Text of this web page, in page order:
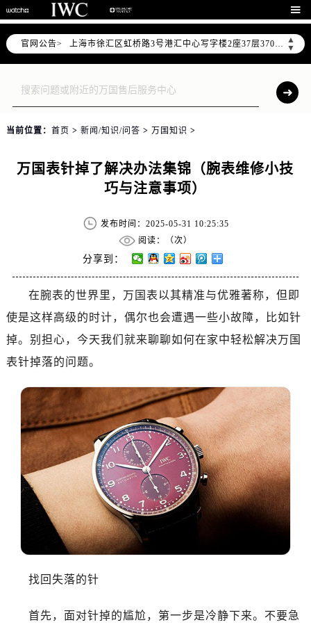

官网公告>
▲
▼
2026年6月万国售后服务中心最新网点地址：
上海市徐汇区虹桥路3号港汇中心写字楼2座37层3705室（需提前预约）
上海市黄浦区南京东路299号宏伊国际广场写字楼8层806室（需提前预约）
上海市徐汇区虹桥路3号港汇中心2座37层3705室万国售后服务中心（需提前预约）
当前位置： 首页 > 新闻/知识/问答 > 万国知识 >
万国表针掉了解决办法集锦（腕表维修小技
巧与注意事项）
发布时间：2025-05-31 10:25:35
阅读：（次）
分享到：
在腕表的世界里，万国表以其精准与优雅著称，但即
使是这样高级的时计，偶尔也会遭遇一些小故障，比如针
掉。别担心，今天我们就来聊聊如何在家中轻松解决万国
表针掉落的问题。
找回失落的针
首先，面对针掉的尴尬，第一步是冷静下来。不要急